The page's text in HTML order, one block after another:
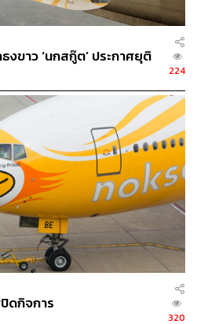
ขาว ‘นกสกู๊ต’ ประกาศยุติ
224
ดกิจการ
320